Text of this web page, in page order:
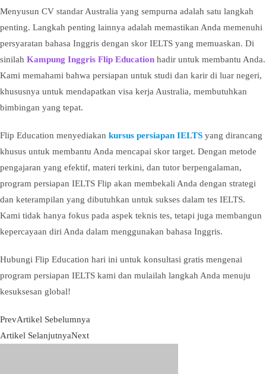
Menyusun CV standar Australia yang sempurna adalah satu langkah
penting. Langkah penting lainnya adalah memastikan Anda memenuhi
persyaratan bahasa Inggris dengan skor IELTS yang memuaskan. Di
sinilah Kampung Inggris Flip Education hadir untuk membantu Anda.
Kami memahami bahwa persiapan untuk studi dan karir di luar negeri,
khususnya untuk mendapatkan visa kerja Australia, membutuhkan
bimbingan yang tepat.
Flip Education menyediakan kursus persiapan IELTS yang dirancang
khusus untuk membantu Anda mencapai skor target. Dengan metode
pengajaran yang efektif, materi terkini, dan tutor berpengalaman,
program persiapan IELTS Flip akan membekali Anda dengan strategi
dan keterampilan yang dibutuhkan untuk sukses dalam tes IELTS.
Kami tidak hanya fokus pada aspek teknis tes, tetapi juga membangun
kepercayaan diri Anda dalam menggunakan bahasa Inggris.
Hubungi Flip Education hari ini untuk konsultasi gratis mengenai
program persiapan IELTS kami dan mulailah langkah Anda menuju
kesuksesan global!
PrevArtikel Sebelumnya
Artikel SelanjutnyaNext